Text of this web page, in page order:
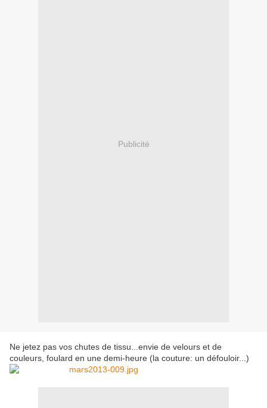
Publicité
Ne jetez pas vos chutes de tissu...envie de velours et de
couleurs, foulard en une demi-heure (la couture: un défouloir...)